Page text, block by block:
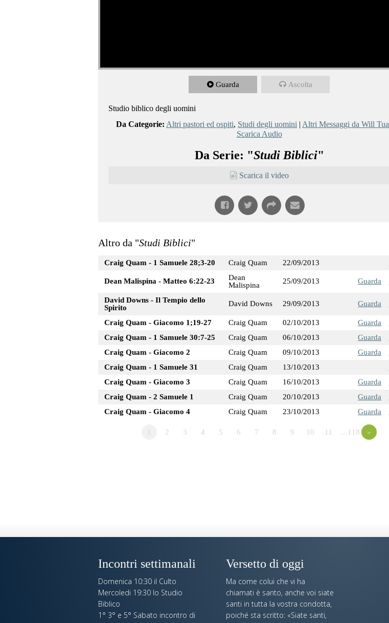
Guarda Ascolta
Studio biblico degli uomini
Da Categorie: Altri pastori ed ospiti, Studi degli uomini | Altri Messaggi da Will Tua
Scarica Audio
Da Serie: "Studi Biblici"
Scarica il video
Altro da "Studi Biblici"
Craig Quam - 1 Samuele 28;3-20 Craig Quam 22/09/2013
Dean Malispina - Matteo 6:22-23
Dean
Malispina
25/09/2013 Guarda
David Downs - Il Tempio dello
Spirito
David Downs 29/09/2013 Guarda
Craig Quam - Giacomo 1;19-27 Craig Quam 02/10/2013 Guarda
Craig Quam - 1 Samuele 30:7-25
Craig Quam 06/10/2013 Guarda
Craig Quam - Giacomo 2
Craig Quam 09/10/2013 Guarda
Craig Quam - 1 Samuele 31
Craig Quam 13/10/2013
Craig Quam - Giacomo 3
Craig Quam 16/10/2013 Guarda
Craig Quam - 2 Samuele 1
Craig Quam 20/10/2013 Guarda
Craig Quam - Giacomo 4
Craig Quam 23/10/2013 Guarda
2 3 4 5 6 7 8 9 10 11 …118 »
Incontri settimanali
Domenica 10:30 il Culto
Mercoledi 19:30 lo Studio
Biblico
1° 3° e 5° Sabato incontro di
Versetto di oggi
Ma come colui che vi ha
chiamati è santo, anche voi siate
santi in tutta la vostra condotta,
poiché sta scritto: «Siate santi,